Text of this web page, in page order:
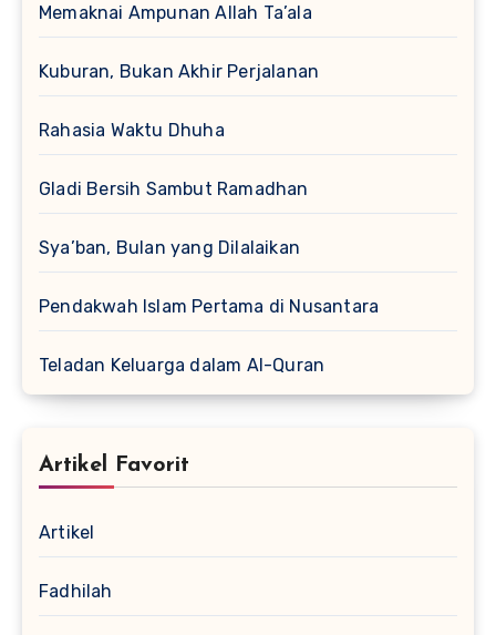
Memaknai Ampunan Allah Ta’ala
Kuburan, Bukan Akhir Perjalanan
Rahasia Waktu Dhuha
Gladi Bersih Sambut Ramadhan
Sya’ban, Bulan yang Dilalaikan
Pendakwah Islam Pertama di Nusantara
Teladan Keluarga dalam Al-Quran
Artikel Favorit
Artikel
Fadhilah